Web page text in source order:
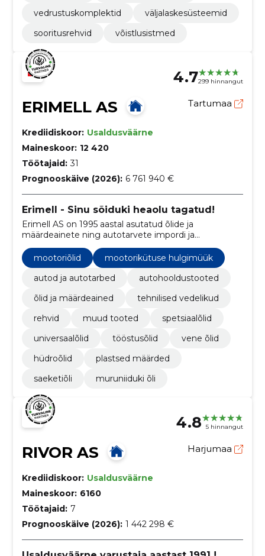
vedrustuskomplektid
väljalaskesüsteemid
sooritusrehvid
võistlusistmed
4.7299 hinnangut
ERIMELL AS Tartumaa
Krediidiskoor: Usaldusväärne
Maineskoor: 12 420
Töötajaid: 31
Prognooskäive (2026): 6 761 940 €
Erimell - Sinu sõiduki heaolu tagatud!
Erimell AS on 1995 aastal asutatud õlide ja
määrdeainete ning autotarvete impordi ja
mootoriõlid
mootorikütuse hulgimüük
autod ja autotarbed
autohooldustooted
õlid ja määrdeained
tehnilised vedelikud
rehvid
muud tooted
spetsiaalõlid
universaalõlid
tööstusõlid
vene õlid
hüdroõlid
plastsed määrded
saeketiõli
muruniiduki õli
4.8 5 hinnangut
RIVOR AS Harjumaa
Krediidiskoor: Usaldusväärne
Maineskoor: 6160
Töötajaid: 7
Prognooskäive (2026): 1 442 298 €